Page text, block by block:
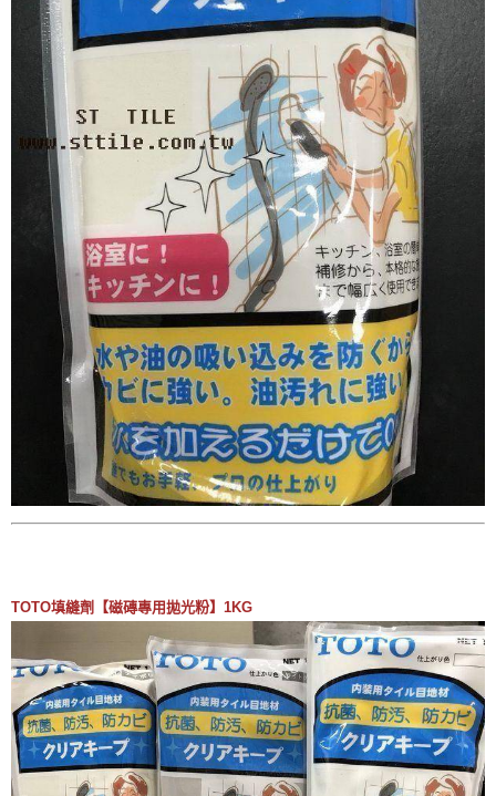
TOTO填縫劑【磁磚專用拋光粉】1KG